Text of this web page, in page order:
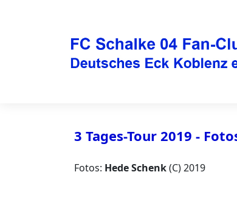
3 Tages-Tour 2019 -
Fotos: Hede Schenk(C) 2019